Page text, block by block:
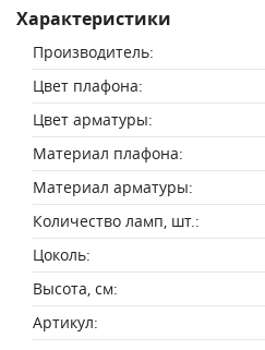
Характеристики
Производитель:
Цвет плафона:
Цвет арматуры:
Материал плафона:
Материал арматуры:
Количество ламп, шт.:
Цоколь:
Высота, см:
Артикул: